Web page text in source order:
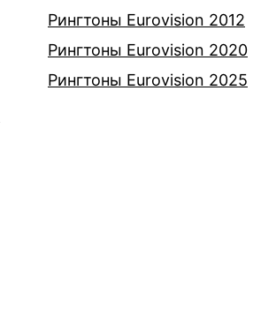
Рингтоны Eurovision 2012
Рингтоны Eurovision 2020
Рингтоны Eurovision 2025